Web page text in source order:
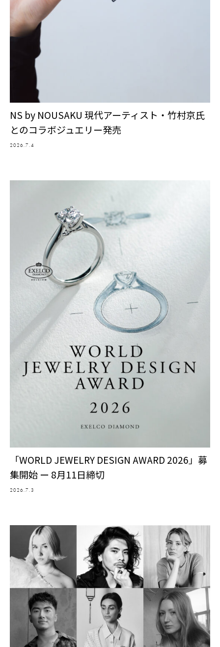
NS by NOUSAKU 現代アーティスト・竹村京氏
とのコラボジュエリー発売
2026.7.4
「WORLD JEWELRY DESIGN AWARD 2026」募
集開始 ー 8月11日締切
2026.7.3